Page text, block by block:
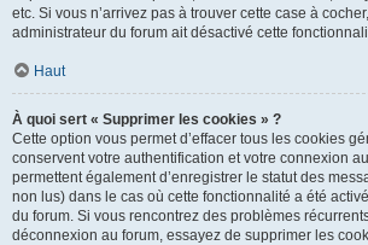
etc. Si vous n’arrivez pas à trouver cette case à
administrateur du forum ait désactivé cette
Haut
À quoi sert « Supprimer les cookies » ?
Cette option vous permet d’effacer tous les cookies
conservent votre authentification et votre connexion
permettent également d’enregistrer le statut des
non lus) dans le cas où cette fonctionnalité a été
du forum. Si vous rencontrez des problèmes
déconnexion au forum, essayez de supprimer les